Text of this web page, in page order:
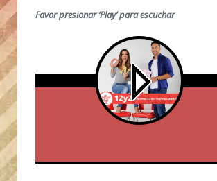
Favor presionar ‘Play’ para escuchar